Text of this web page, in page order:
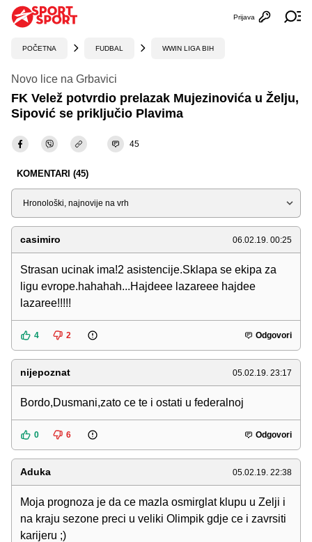
Otvori
Prijava
POČETNA FUDBAL WWIN LIGA BIH
Novo lice na Grbavici
FK Velež potvrdio prelazak Mujezinovića u Želju,
Sipović se priključio Plavima
45
KOMENTARI (45)
Sortiraj
casimiro 06.02.19. 00:25
Strasan ucinak ima!2 asistencije.Sklapa se ekipa za
ligu evrope.hahahah...Hajdeee lazareee hajdee
lazaree!!!!!
4 2 Odgovori
nijepoznat 05.02.19. 23:17
Bordo,Dusmani,zato ce te i ostati u federalnoj
0 6 Odgovori
Aduka 05.02.19. 22:38
Moja prognoza je da ce mazla osmirglat klupu u Zelji i
na kraju sezone preci u veliki Olimpik gdje ce i zavrsiti
karijeru ;)